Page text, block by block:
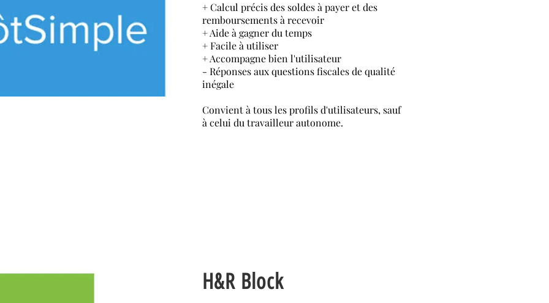
+ Calcul précis des soldes à payer et des
remboursements à recevoir
+ Aide à gagner du temps
+ Facile à utiliser
+ Accompagne bien l'utilisateur
- Réponses aux questions fiscales de qualité
inégale
Convient à tous les profils d'utilisateurs, sauf
à celui du travailleur autonome.
H&R Block